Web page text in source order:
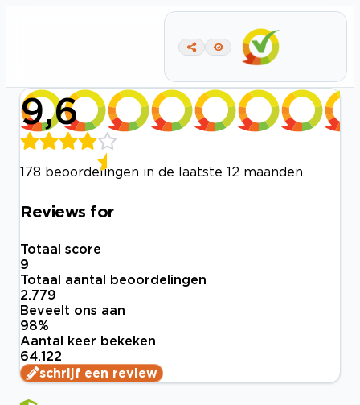
9,6
178 beoordelingen in de laatste 12 maanden
Reviews for
Totaal score
9
Totaal aantal beoordelingen
2.779
Beveelt ons aan
98%
Aantal keer bekeken
64.122
schrijf een review